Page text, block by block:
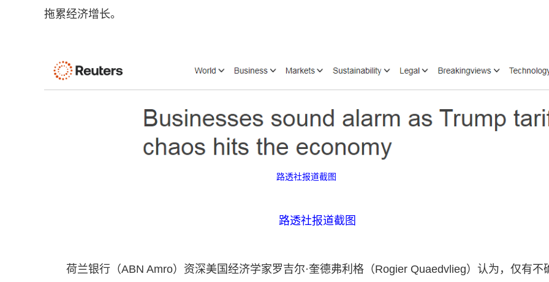
拖累经济增长。
路透社报道截图
路透社报道截图
荷兰银行（ABN Amro）资深美国经济学家罗吉尔·奎德弗利格（Rogier Quaedvlieg）认为，仅有不